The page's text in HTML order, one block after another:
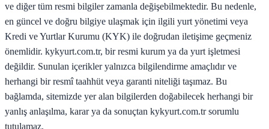
ve diğer tüm resmi bilgiler zamanla değişebilmektedir. Bu nedenle,
en güncel ve doğru bilgiye ulaşmak için ilgili yurt yönetimi veya
Kredi ve Yurtlar Kurumu (KYK) ile doğrudan iletişime geçmeniz
önemlidir. kykyurt.com.tr, bir resmi kurum ya da yurt işletmesi
değildir. Sunulan içerikler yalnızca bilgilendirme amaçlıdır ve
herhangi bir resmî taahhüt veya garanti niteliği taşımaz. Bu
bağlamda, sitemizde yer alan bilgilerden doğabilecek herhangi bir
yanlış anlaşılma, karar ya da sonuçtan kykyurt.com.tr sorumlu
tutulamaz.